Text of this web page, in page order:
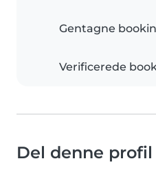
Gentagne
Verificerede
Del denne profil